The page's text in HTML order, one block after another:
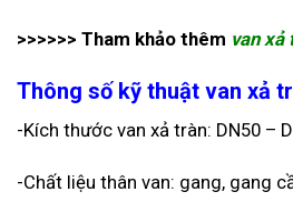
>>>>>> Tham khảo thêm van xả
Thông số kỹ thuật van xả
-Kích thước van xả tràn: DN50 –
-Chất liệu thân van: gang, gang